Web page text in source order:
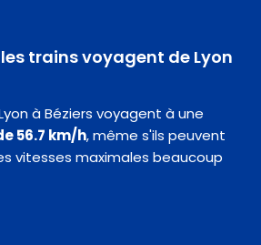
trains voyagent de Lyon
à Béziers voyagent à une
56.7 km/h, même s'ils peuvent
vitesses maximales beaucoup